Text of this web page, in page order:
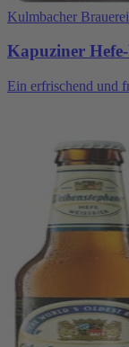
Kulmbacher Brauerei
Kapuziner
Ein erfrischend und